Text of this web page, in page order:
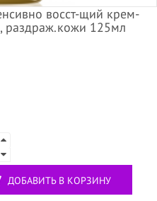
восст-щий крем-
раздраж.кожи 125мл
ДОБАВИТЬ В КОРЗИНУ